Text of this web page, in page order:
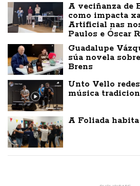
A veciñanza de
como impacta
Artificial nas
Paulos e Óscar
Guadalupe
súa novela
Brens
Unto Vello
música
A Foliada